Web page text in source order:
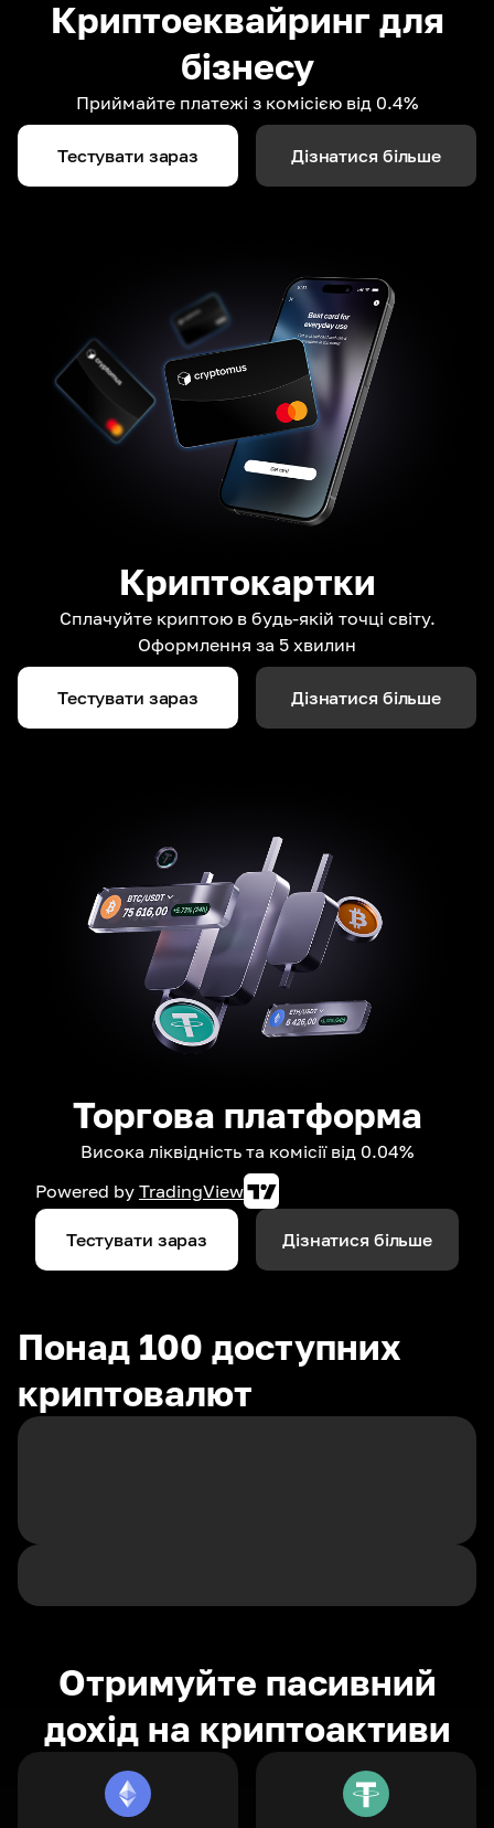
Криптоеквайринг для
бізнесу
Приймайте платежі з комісією від 0.4%
Тестувати зараз Дізнатися більше
Криптокартки
Сплачуйте криптою в будь-якій точці світу.
Оформлення за 5 хвилин
Тестувати зараз Дізнатися більше
Торгова платформа
Висока ліквідність та комісії від 0.04%
Powered by TradingView
Тестувати зараз Дізнатися більше
Понад 100 доступних
криптовалют
Отримуйте пасивний
дохід на криптоактиви